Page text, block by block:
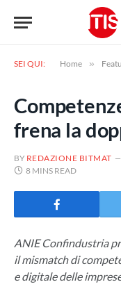
SEI QUI: Home »
frena la
BY REDAZIONE BITMAT
8 MINS READ
ANIE Confindustria
il mismatch di
e digitale delle